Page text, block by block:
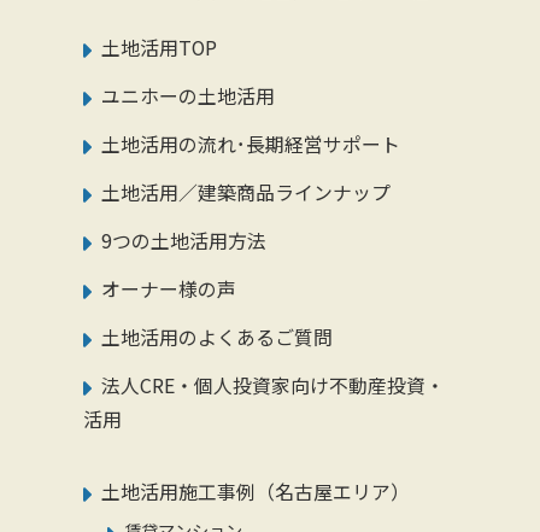
土地活用TOP
ユニホーの土地活用
土地活用の流れ･長期経営サポート
土地活用／建築商品ラインナップ
9つの土地活用方法
オーナー様の声
土地活用のよくあるご質問
法人CRE・個人投資家向け不動産投資・
活用
土地活用施工事例（名古屋エリア）